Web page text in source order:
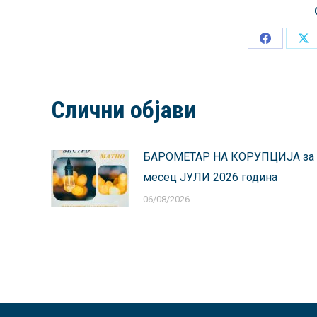
Share
Слични објави
БАРОМЕТАР НА КОРУПЦИЈА за
месец ЈУЛИ 2026 година
06/08/2026